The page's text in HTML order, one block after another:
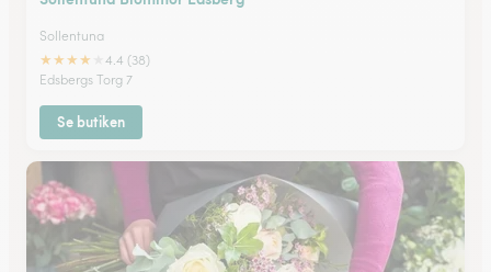
Sollentuna
★★★★
4.4 (38)
Edsbergs Torg 7
Se butiken